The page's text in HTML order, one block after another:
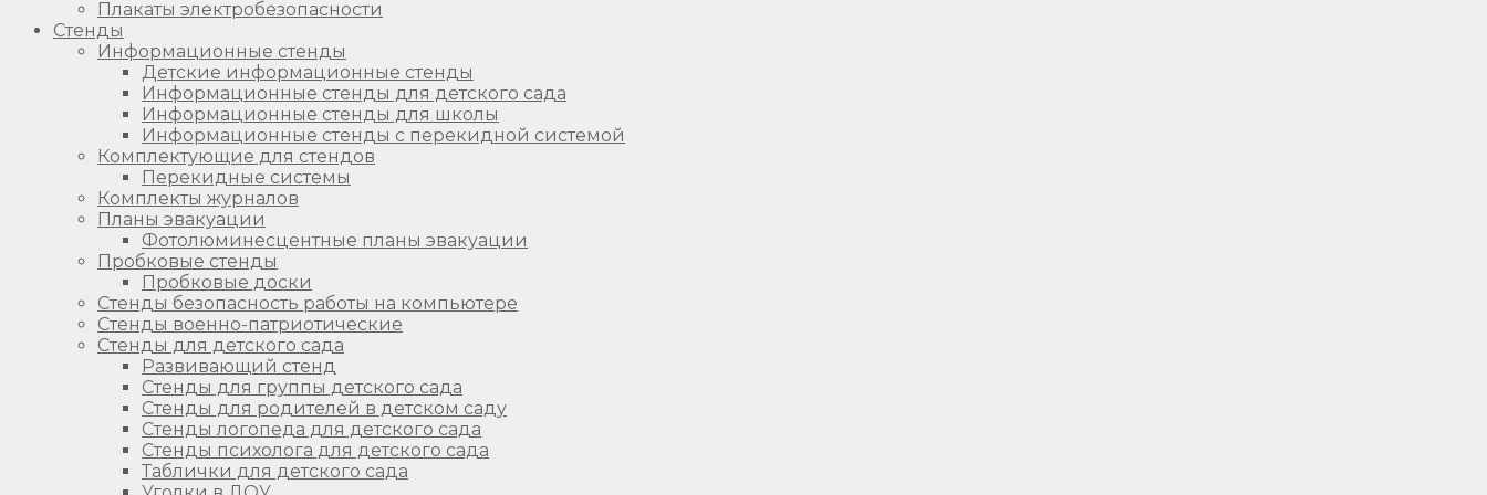
Плакаты электробезопасности
Стенды
Информационные стенды
Детские информационные стенды
Информационные стенды для детского сада
Информационные стенды для школы
Информационные стенды с перекидной системой
Комплектующие для стендов
Перекидные системы
Комплекты журналов
Планы эвакуации
Фотолюминесцентные планы эвакуации
Пробковые стенды
Пробковые доски
Стенды безопасность работы на компьютере
Стенды военно-патриотические
Стенды для детского сада
Развивающий стенд
Стенды для группы детского сада
Стенды для родителей в детском саду
Стенды логопеда для детского сада
Стенды психолога для детского сада
Таблички для детского сада